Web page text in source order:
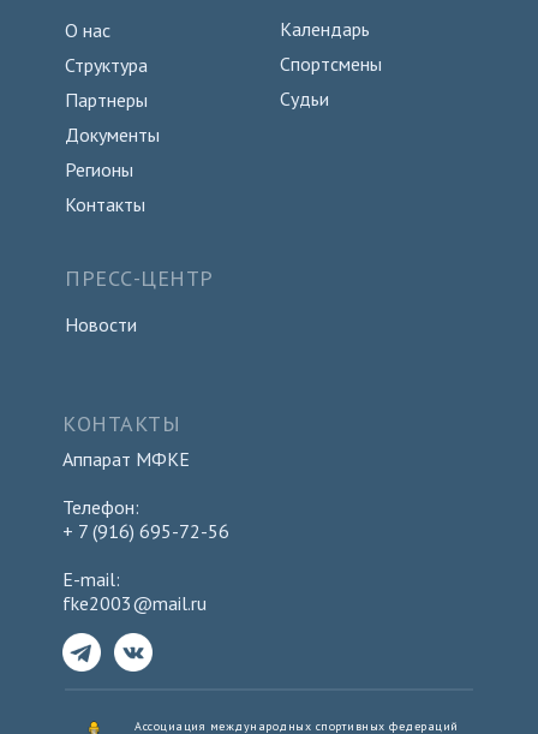
О нас
Структура
Партнеры
Документы
Регионы
Календарь
Спортсмены
Судьи
ПРЕСС-ЦЕНТР
Новости
КОНТАКТЫ
Аппарат МФКЕ
Телефон:
+ 7 (916) 695-72-56
E-mail:
fke2003@mail.ru
Ассоциация международных спортивных федераций
Контакты